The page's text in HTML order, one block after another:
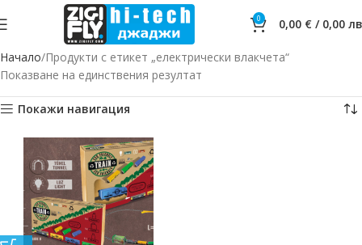
0 0,00 € / 0,00
Начало Продукти с етикет „електрически влакчета“
Показване на единствения резултат
Покажи навигация